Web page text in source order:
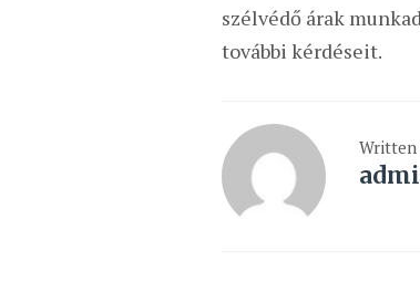
szélvédő árak
további kérdéseit.
Written